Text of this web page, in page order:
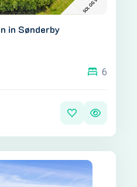
in Sønderby
6